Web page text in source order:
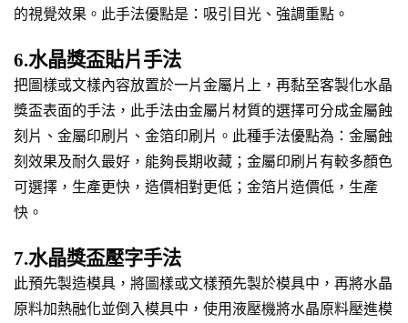
的視覺效果。此手法優點是：吸引目光、強調重點。
6.水晶獎盃貼片手法
把圖樣或文樣內容放置於一片金屬片上，再黏至客製化水晶
獎盃表面的手法，此手法由金屬片材質的選擇可分成金屬蝕
刻片、金屬印刷片、金箔印刷片。此種手法優點為：金屬蝕
刻效果及耐久最好，能夠長期收藏；金屬印刷片有較多顏色
可選擇，生產更快，造價相對更低；金箔片造價低，生產
快。
7.水晶獎盃壓字手法
此預先製造模具，將圖樣或文樣預先製於模具中，再將水晶
原料加熱融化並倒入模具中，使用液壓機將水晶原料壓進模